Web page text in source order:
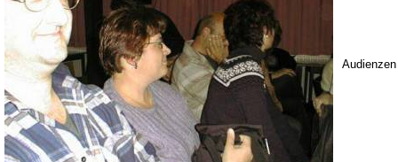
Audienzen